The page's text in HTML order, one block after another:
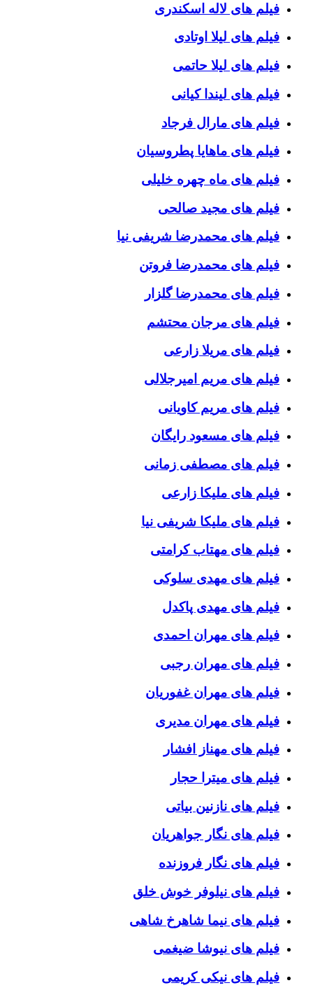
فیلم های لاله اسکندری
فیلم های لیلا اوتادی
فیلم های لیلا حاتمی
فیلم های لیندا کیانی
فیلم های مارال فرجاد
فیلم های ماهایا پطروسیان
فیلم های ماه چهره خلیلی
فیلم های مجید صالحی
فیلم های محمدرضا شریفی نیا
فیلم های محمدرضا فروتن
فیلم های محمدرضا گلزار
فیلم های مرجان محتشم
فیلم های مریلا زارعی
فیلم های مریم امیرجلالی
فیلم های مریم کاویانی
فیلم های مسعود رایگان
فیلم های مصطفی زمانی
فیلم های ملیکا زارعی
فیلم های ملیکا شریفی نیا
فیلم های مهتاب کرامتی
فیلم های مهدی سلوکی
فیلم های مهدی پاکدل
فیلم های مهران احمدی
فیلم های مهران رجبی
فیلم های مهران غفوریان
فیلم های مهران مدیری
فیلم های مهناز افشار
فیلم های میترا حجار
فیلم های نازنین بیاتی
فیلم های نگار جواهریان
فیلم های نگار فروزنده
فیلم های نیلوفر خوش خلق
فیلم های نیما شاهرخ شاهی
فیلم های نیوشا ضیغمی
فیلم های نیکی کریمی